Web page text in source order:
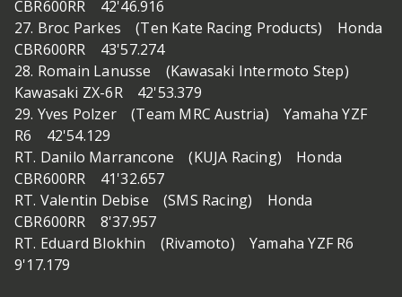
CBR600RR 42'46.916
27. Broc Parkes (Ten Kate Racing Products) Honda
CBR600RR 43'57.274
28. Romain Lanusse (Kawasaki Intermoto Step)
Kawasaki ZX-6R 42'53.379
29. Yves Polzer (Team MRC Austria) Yamaha YZF
R6 42'54.129
RT. Danilo Marrancone (KUJA Racing) Honda
CBR600RR 41'32.657
RT. Valentin Debise (SMS Racing) Honda
CBR600RR 8'37.957
RT. Eduard Blokhin (Rivamoto) Yamaha YZF R6
9'17.179